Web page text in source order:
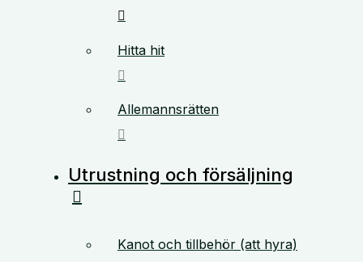
Hitta hit
Allemannsrätten
Utrustning och försäljning
Kanot och tillbehör (att hyra)